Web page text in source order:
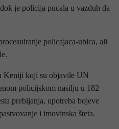
je policija pucala u vazduh da
policajaca-ubica, ali
Keniji koji su objavile UN
policijskom nasilju u 182
prebijanja, upotreba bojeve
i imovinska šteta.